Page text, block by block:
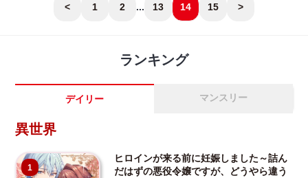
< 1 2 ... 13 14 15 >
ランキング
デイリー マンスリー
異世界
1
ヒロインが来る前に妊娠しました～詰ん
だはずの悪役令嬢ですが、どうやら違う